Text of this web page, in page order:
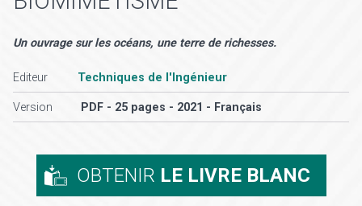
Un ouvrage sur les océans, une terre de richesses.
Editeur Techniques de l'Ingénieur
Version PDF - 25 pages - 2021 - Français
OBTENIR LE LIVRE BLANC